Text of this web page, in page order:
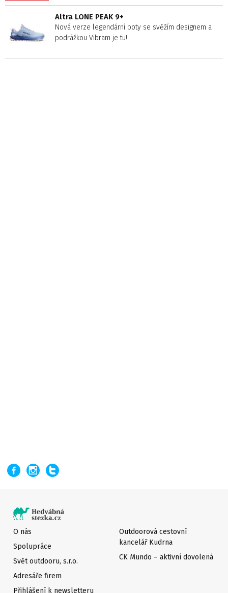
Altra LONE PEAK 9+
Nová verze legendární boty se svěžím designem a
podrážkou Vibram je tu!
O nás
Spolupráce
Svět outdooru, s.r.o.
Adresáře firem
Přihlášení k newsletteru
Outdoorová cestovní
kancelář Kudrna
CK Mundo – aktivní dovolená